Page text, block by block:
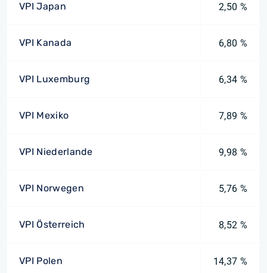
VPI Japan 2,50 %
VPI Kanada 6,80 %
VPI Luxemburg 6,34 %
VPI Mexiko 7,89 %
VPI Niederlande 9,98 %
VPI Norwegen 5,76 %
VPI Österreich 8,52 %
VPI Polen 14,37 %